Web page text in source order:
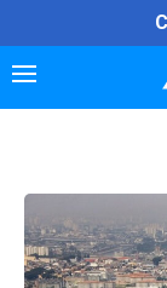
to
content